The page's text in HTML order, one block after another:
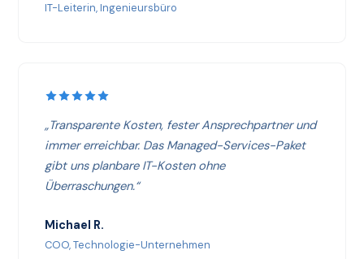
IT-Leiterin, Ingenieursbüro
„Transparente Kosten, fester Ansprechpartner und
immer erreichbar. Das Managed-Services-Paket
gibt uns planbare IT-Kosten ohne
Überraschungen.“
Michael R.
COO, Technologie-Unternehmen